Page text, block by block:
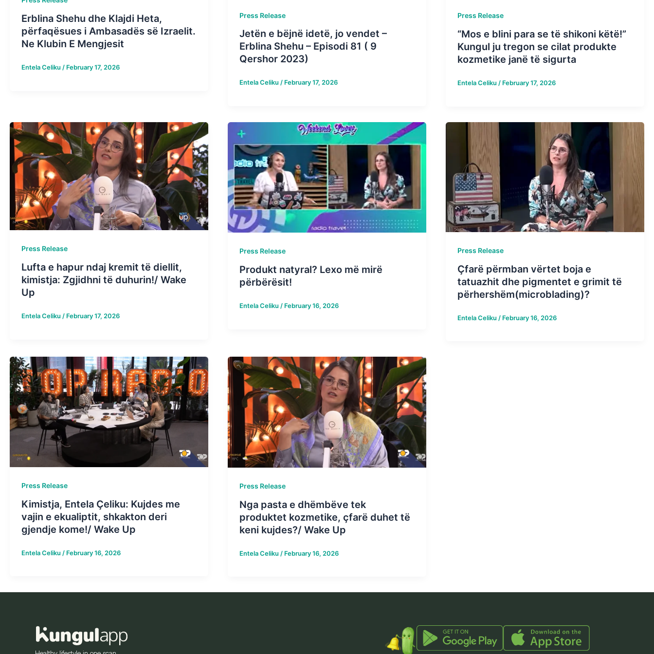
Erblina Shehu dhe Klajdi Heta,
përfaqësues i Ambasadës së Izraelit.
Ne Klubin E Mengjesit
Entela Celiku / February 17, 2026
Press Release
Jetën e bëjnë idetë, jo vendet –
Erblina Shehu – Episodi 81 ( 9
Qershor 2023)
Entela Celiku / February 17, 2026
Press Release
“Mos e blini para se të shikoni këtë!”
Kungul ju tregon se cilat produkte
kozmetike janë të sigurta
Entela Celiku / February 17, 2026
Press Release
Lufta e hapur ndaj kremit të diellit,
kimistja: Zgjidhni të duhurin!/ Wake
Up
Entela Celiku / February 17, 2026
Press Release
Produkt natyral? Lexo më mirë
përbërësit!
Entela Celiku / February 16, 2026
Press Release
Çfarë përmban vërtet boja e
tatuazhit dhe pigmentet e grimit të
përhershëm(microblading)?
Entela Celiku / February 16, 2026
Press Release
Kimistja, Entela Çeliku: Kujdes me
vajin e ekualiptit, shkakton deri
gjendje kome!/ Wake Up
Entela Celiku / February 16, 2026
Press Release
Nga pasta e dhëmbëve tek
produktet kozmetike, çfarë duhet të
keni kujdes?/ Wake Up
Entela Celiku / February 16, 2026